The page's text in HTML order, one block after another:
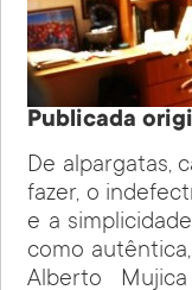
Publicada
De alpargatas,
fazer, o
e a
como
Alberto